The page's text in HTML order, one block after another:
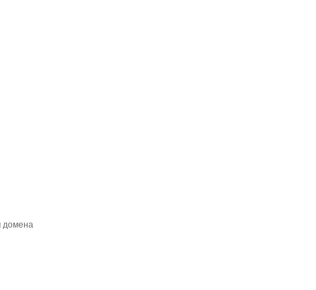
домена